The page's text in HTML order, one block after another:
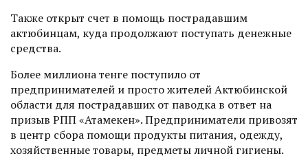
Также открыт счет в помощь постра­давшим
актюбинцам, куда продолжают поступать денежные
средства.
Более миллиона тенге поступило от
предпринимателей и просто жителей Актюбинской
области для пострадавших от паводка в ответ на
призыв РПП «Атамекен». Предприниматели привозят
в центр сбора помощи продукты питания, одежду,
хозяйственные товары, предметы личной гигиены.